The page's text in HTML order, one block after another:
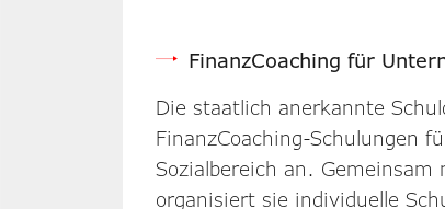
FinanzCoaching für
Die staatlich anerkannte
FinanzCoaching-Schulungen
Sozialbereich an.
organisiert sie individuelle